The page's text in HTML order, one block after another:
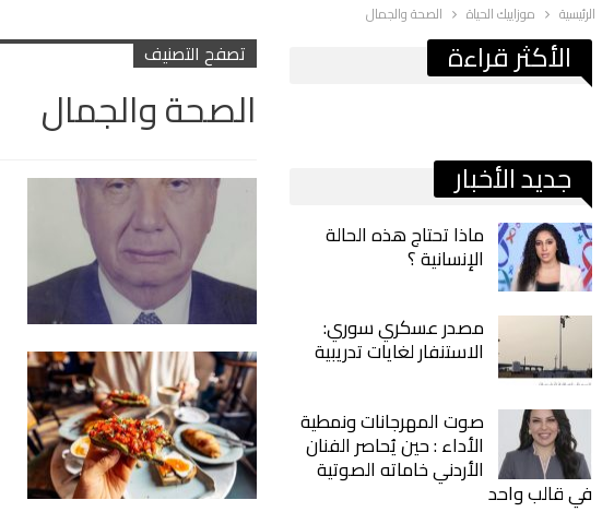
الرئيسية موزاييك الحياة الصحة والجمال
تصفح التصنيف
الصحة والجمال
الأكثر قراءة
جديد الأخبار
ماذا تحتاج هذه الحالة
الإنسانية ؟
مصدر عسكري سوري:
الاستنفار لغايات تدريبية
صوت المهرجانات ونمطية
الأداء : حين يُحاصر الفنان
الأردني خاماته الصوتية
في قالب واحد